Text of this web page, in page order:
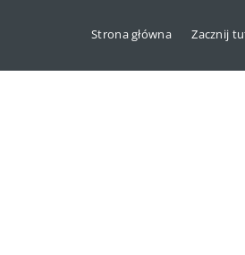
Strona główna Zacznij